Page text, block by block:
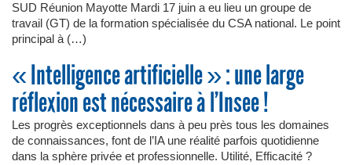
SUD Réunion Mayotte Mardi 17 juin a eu lieu un groupe de
travail (GT) de la formation spécialisée du CSA national. Le point
principal à (…)
« Intelligence artificielle » : une large
réflexion est nécessaire à l’Insee !
Les progrès exceptionnels dans à peu près tous les domaines
de connaissances, font de l’IA une réalité parfois quotidienne
dans la sphère privée et professionnelle. Utilité, Efficacité ?